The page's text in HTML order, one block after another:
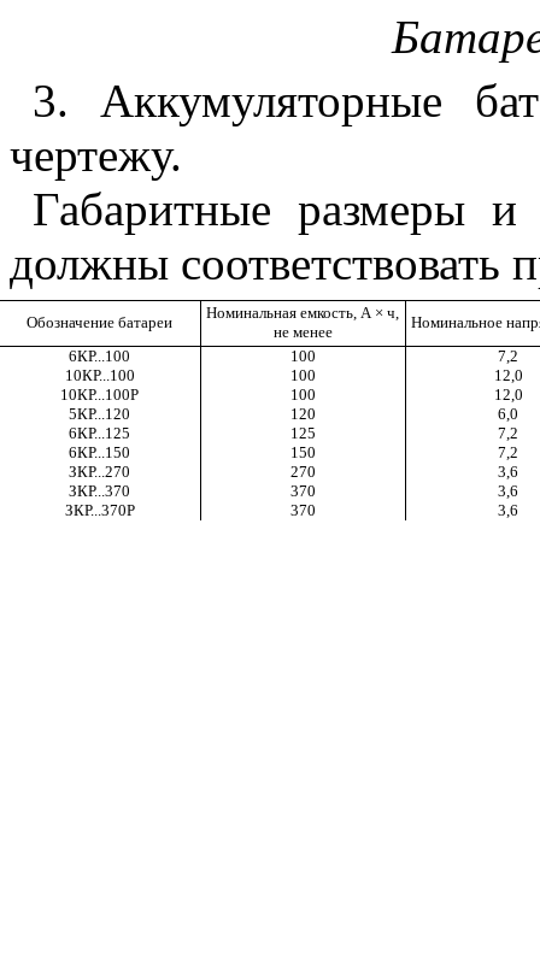
3. Аккумуляторные
чертежу.
Габаритные размеры и
должны соответствовать
Обозначение батареи
Номинальная емкость, А × ч,
не менее
Номинальное
6КР...100
100
7,2
10КР...100
100
12,0
10КР...100Р
100
12,0
5КР...120
120
6,0
6КР...125
125
7,2
6КР...150
150
7,2
ЗКР...270
270
3,6
ЗКР...370
370
3,6
ЗКР...370Р
370 3,6